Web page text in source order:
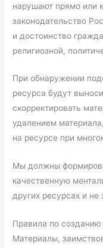
нарушают прямо или
законодательство
и достоинство
религиозной,
При обнаружении
ресурса будут
скорректировать
удалением
на ресурсе при
Мы должны
качественную
других ресурсах и не
Правила по созданию
Материалы,